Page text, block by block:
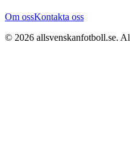
Om ossKontakta oss
© 2026 allsvenskanfotboll.se.